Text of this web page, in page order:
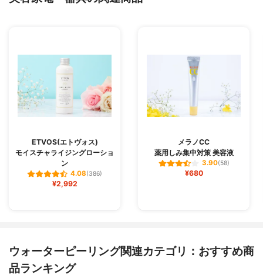
ETVOS(エトヴォス)
モイスチャライジングローショ
ン
4.08(386)
¥2,992
メラノCC
薬用しみ集中対策 美容液
3.90(58)
¥680
ウォーターピーリング関連カテゴリ：おすすめ商
品ランキング